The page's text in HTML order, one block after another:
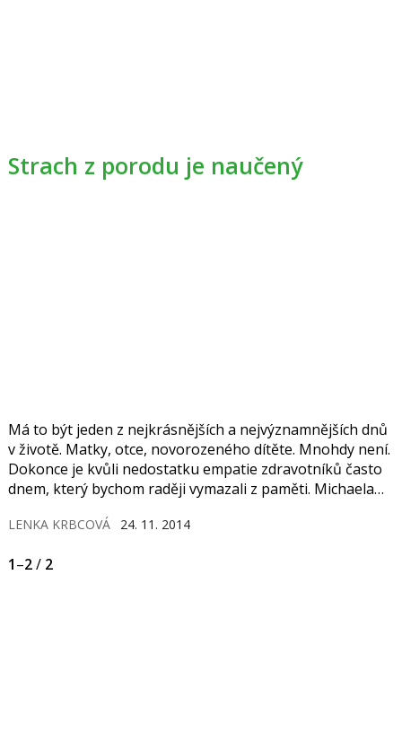
Strach z porodu je naučený
Má to být jeden z nejkrásnějších a nejvýznamnějších dnů
v životě. Matky, otce, novorozeného dítěte. Mnohdy není.
Dokonce je kvůli nedostatku empatie zdravotníků často
dnem, který bychom raději vymazali z paměti. Michaela
LENKA KRBCOVÁ 24. 11. 2014
1–2/ 2